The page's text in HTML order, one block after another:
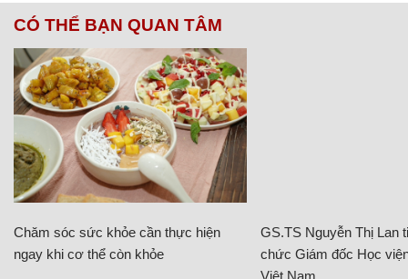
CÓ THỂ BẠN QUAN TÂM
Chăm sóc sức khỏe cần thực hiện
ngay khi cơ thể còn khỏe
GS.TS Nguyễn Thị Lan
chức Giám đốc Học